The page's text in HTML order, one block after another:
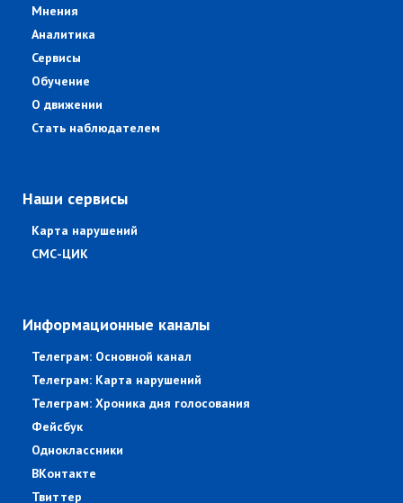
Мнения
Аналитика
Сервисы
Обучение
О движении
Стать наблюдателем
Наши сервисы
Карта нарушений
СМС-ЦИК
Информационные каналы
Телеграм: Основной канал
Телеграм: Карта нарушений
Телеграм: Хроника дня голосования
Фейсбук
Одноклассники
ВКонтакте
Твиттер